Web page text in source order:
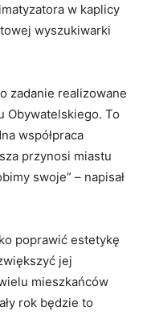
w kaplicy
wyszukiwarki
zadanie realizowane
Obywatelskiego. To
współpraca
przynosi miastu
swoje” – napisał
poprawić estetykę
jej
mieszkańców
rok będzie to